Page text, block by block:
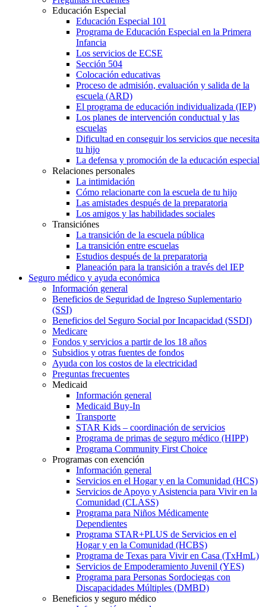
Educación Especial
Educación Especial 101
Programa de Educación Especial en la Primera
Infancia
Los servicios de ECSE
Sección 504
Colocación educativas
Proceso de admisión, evaluación y salida de la
escuela (ARD)
El programa de educación individualizada (IEP)
Los planes de intervención conductual y las
escuelas
Dificultad en conseguir los servicios que necesita
tu hijo
La defensa y promoción de la educación especial
Relaciones personales
La intimidación
Cómo relacionarte con la escuela de tu hijo
Las amistades después de la preparatoria
Los amigos y las habilidades sociales
Transiciónes
La transición de la escuela pública
La transición entre escuelas
Estudios después de la preparatoria
Planeación para la transición a través del IEP
Seguro médico y ayuda económica
Información general
Beneficios de Seguridad de Ingreso Suplementario
(SSI)
Beneficios del Seguro Social por Incapacidad (SSDI)
Medicare
Fondos y servicios a partir de los 18 años
Subsidios y otras fuentes de fondos
Ayuda con los costos de la electricidad
Preguntas frecuentes
Medicaid
Información general
Medicaid Buy-In
Transporte
STAR Kids – coordinación de servicios
Programa de primas de seguro médico (HIPP)
Programa Community First Choice
Programas con exención
Información general
Servicios en el Hogar y en la Comunidad (HCS)
Servicios de Apoyo y Asistencia para Vivir en la
Comunidad (CLASS)
Programa para Niños Médicamente
Dependientes
Programa STAR+PLUS de Servicios en el
Hogar y en la Comunidad (HCBS)
Programa de Texas para Vivir en Casa (TxHmL)
Servicios de Empoderamiento Juvenil (YES)
Programa para Personas Sordociegas con
Discapacidades Múltiples (DMBD)
Beneficios y seguro médico